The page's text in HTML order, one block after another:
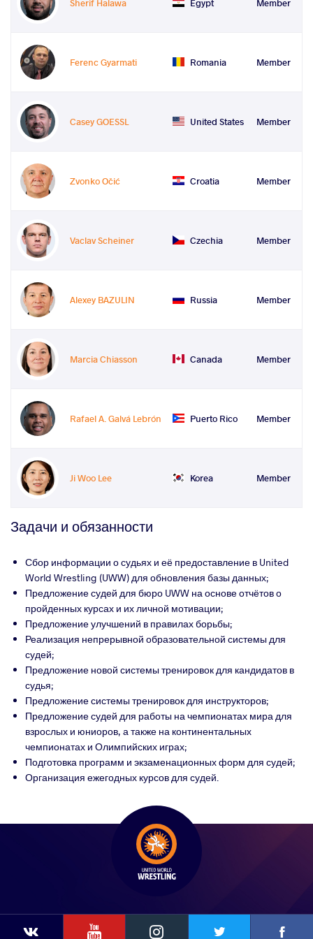
YouTubeInstagram
Sherif Halawa Egypt Member
Ferenc Gyarmati Romania Member
Casey GOESSL United States Member
Zvonko Očić Croatia Member
Vaclav Scheiner Czechia Member
Alexey BAZULIN Russia Member
Marcia Chiasson Canada Member
Rafael A. Galvá Lebrón Puerto Rico Member
Ji Woo Lee Korea Member
Задачи и обязанности
Сбор информации о судьях и её предоставление в United
World Wrestling (UWW) для обновления базы данных;
Предложение судей для бюро UWW на основе отчётов о
пройденных курсах и их личной мотивации;
Предложение улучшений в правилах борьбы;
Реализация непрерывной образовательной системы для
судей;
Предложение новой системы тренировок для кандидатов в
судья;
Предложение системы тренировок для инструкторов;
Предложение судей для работы на чемпионатах мира для
взрослых и юниоров, а также на континентальных
чемпионатах и Олимпийских играх;
Подготовка программ и экзаменационных форм для судей;
Организация ежегодных курсов для судей.